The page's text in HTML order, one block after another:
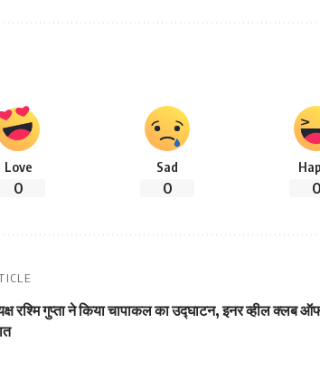
Love
0
Sad
0 0
रश्मि गुप्ता ने किया चापाकल का उद्घाटन, इनर व्हील क्लब